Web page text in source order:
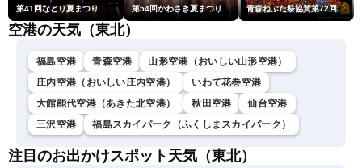
第41回なとり夏まつり 第54回かわさき夏まつり花火大会「おらが自慢のでっかい花火」 青森ねぶた祭協賛第72回青森花火大会
空港の天気（東北）
福島空港 青森空港
山形空港（おいしい山形空港）
庄内空港（おいしい庄内空港）
いわて花巻空港
大館能代空港（あきた北空港）
秋田空港
仙台空港
三沢空港
福島スカイパーク（ふくしまスカイパーク）
注目のお出かけスポット天気（東北）